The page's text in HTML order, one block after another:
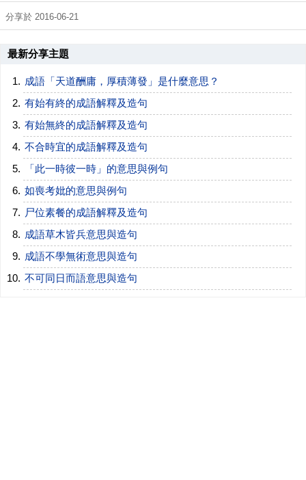
分享於 2016-06-21
最新分享主題
成語「天道酬庸，厚積薄發」是什麼意思？
有始有終的成語解釋及造句
有始無終的成語解釋及造句
不合時宜的成語解釋及造句
「此一時彼一時」的意思與例句
如喪考妣的意思與例句
尸位素餐的成語解釋及造句
成語草木皆兵意思與造句
成語不學無術意思與造句
不可同日而語意思與造句